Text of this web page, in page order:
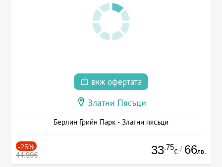
виж офертата
Златни Пясъци
Берлин Грийн Парк - Златни пясъци
-25%
44.99€ 33.75
€ / 66лв.